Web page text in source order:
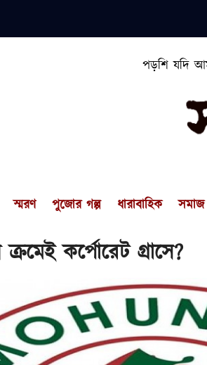
পড়শি যদি
স্মরণ পুজোর গল্প ধারাবাহিক সমাজ
কর্পোরেট গ্রাসে?